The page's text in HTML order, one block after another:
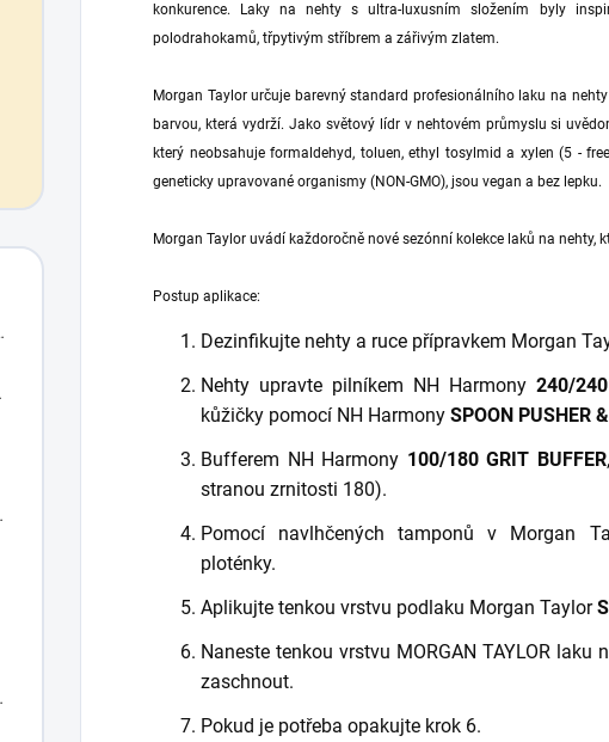
konkurence. Laky na nehty s ultra-luxusním složením byly
polodrahokamů, třpytivým stříbrem a zářivým zlatem.
Morgan Taylor určuje barevný standard profesionálního laku na
barvou, která vydrží. Jako světový lídr v nehtovém průmyslu si
který neobsahuje formaldehyd, toluen, ethyl tosylmid a xylen (5 -
geneticky upravované organismy (NON-GMO), jsou vegan a bez lepku.
Morgan Taylor uvádí každoročně nové sezónní kolekce laků na nehty,
Postup aplikace:
Dezinfikujte nehty a ruce přípravkem Morgan
Nehty upravte pilníkem NH Harmony240/
kůžičky pomocí NH Harmony SPOON PUSHER
Bufferem NH Harmony 100/180 GRIT BUFFER
stranou zrnitosti 180).
Pomocí navlhčených tamponů v Morgan
ploténky.
Aplikujte tenkou vrstvu podlaku Morgan Taylor
Naneste tenkou vrstvu MORGAN TAYLOR
zaschnout.
Pokud je potřeba opakujte krok 6.